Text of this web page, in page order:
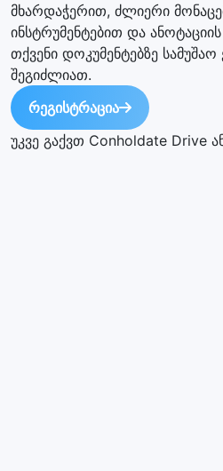
მხარდაჭერით, ძლიერი
ინსტრუმენტებით და
თქვენი დოკუმენტებზე
შეგიძლიათ.
რეგისტრაცია
უკვე გაქვთ Conholdate Drive